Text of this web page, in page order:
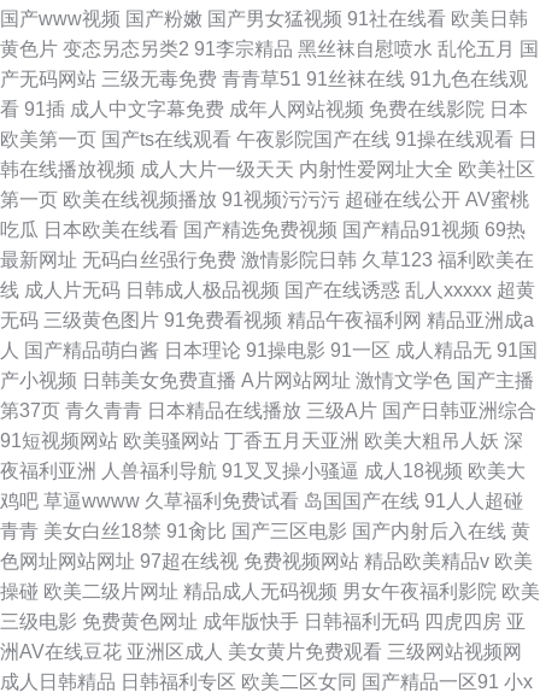
国产www视频 国产粉嫩 国产男女猛视频 91社在线看 欧美日韩
黄色片 变态另态另类2 91李宗精品 黑丝袜自慰喷水 乱伦五月 国
产无码网站 三级无毒免费 青青草51 91丝袜在线 91九色在线观
看 91插 成人中文字幕免费 成年人网站视频 免费在线影院 日本
欧美第一页 国产ts在线观看 午夜影院国产在线 91操在线观看 日
韩在线播放视频 成人大片一级天天 内射性爱网址大全 欧美社区
第一页 欧美在线视频播放 91视频污污污 超碰在线公开 AV蜜桃
吃瓜 日本欧美在线看 国产精选免费视频 国产精品91视频 69热
最新网址 无码白丝强行免费 激情影院日韩 久草123 福利欧美在
线 成人片无码 日韩成人极品视频 国产在线诱惑 乱人xxxxx 超黄
无码 三级黄色图片 91免费看视频 精品午夜福利网 精品亚洲成a
人 国产精品萌白酱 日本理论 91操电影 91一区 成人精品无 91国
产小视频 日韩美女免费直播 A片网站网址 激情文学色 国产主播
第37页 青久青青 日本精品在线播放 三级A片 国产日韩亚洲综合
91短视频网站 欧美骚网站 丁香五月天亚洲 欧美大粗吊人妖 深
夜福利亚洲
人兽福利导航 91叉叉操小骚逼 成人18视频 欧美大
鸡吧 草逼wwww 久草福利免费试看 岛国国产在线 91人人超碰
青青 美女白丝18禁 91肏比 国产三区电影 国产内射后入在线 黄
色网址网站网址 97超在线视 免费视频网站 精品欧美精品v 欧美
操碰 欧美二级片网址 精品成人无码视频 男女午夜福利影院 欧美
三级电影 免费黄色网址 成年版快手 日韩福利无码 四虎四房 亚
洲AV在线豆花 亚洲区成人 美女黄片免费观看 三级网站视频网
成人日韩精品 日韩福利专区 欧美二区女同 国产精品一区91 小x